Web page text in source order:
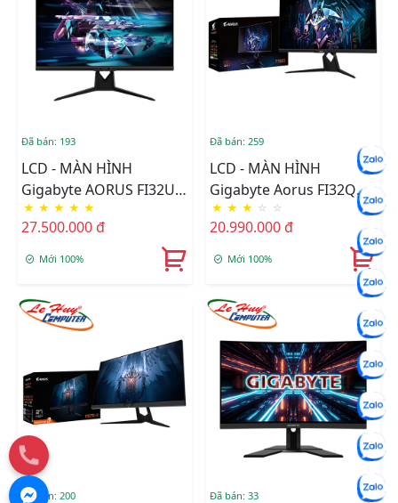
Đã bán: 193
LCD - MÀN HÌNH
Gigabyte AORUS FI32U
31.5 Inch UHD 144Hz SS
IPS Gaming
★ ★ ★ ★ ★
27.500.000 đ
Mới 100%
Đã bán: 259
LCD - MÀN HÌNH
Gigabyte Aorus FI32Q
31.5 Inch QHD IPS 165Hz
★ ★ ★ ☆ ☆
20.990.000 đ
Mới 100%
Đã bán: 200 Đã bán: 33